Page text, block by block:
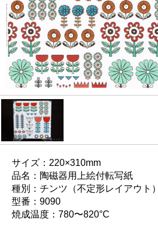
サイズ：220×310mm
品名：陶磁器用上絵付転写紙
種別：チンツ（不定形レイアウト）
型番：9090
焼成温度：780〜820°C